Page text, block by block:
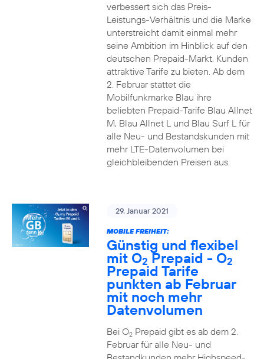
verbessert sich das Preis-
Leistungs-Verhältnis und die Marke
unterstreicht damit einmal mehr
seine Ambition im Hinblick auf den
deutschen Prepaid-Markt, Kunden
attraktive Tarife zu bieten. Ab dem
2. Februar stattet die
Mobilfunkmarke Blau ihre
beliebten Prepaid-Tarife Blau Allnet
M, Blau Allnet L und Blau Surf L für
alle Neu- und Bestandskunden mit
mehr LTE-Datenvolumen bei
gleichbleibenden Preisen aus.
29. Januar 2021
MOBILE FREIHEIT:
Günstig und flexibel
mit O2 Prepaid - O2
Prepaid Tarife
punkten ab Februar
mit noch mehr
Datenvolumen
Bei O2Prepaid gibt es ab dem 2.
Februar für alle Neu- und